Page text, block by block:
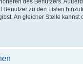
des Benutzers.
Benutzer zu den Listen
An gleicher Stelle kannst